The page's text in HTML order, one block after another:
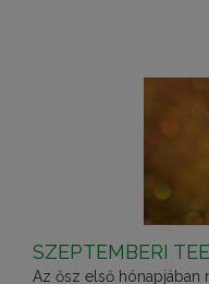
SZEPTEMBERI
Az ősz első hónapjában